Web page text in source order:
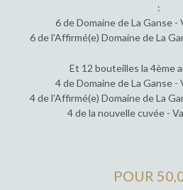
:
6 de Domaine de La Ganse -
6 de l'Affirmé(e) Domaine de La
Et 12 bouteilles la 4ème
4 de Domaine de La Ganse -
4 de l'Affirmé(e) Domaine de La
4 de la nouvelle cuvée -
POUR